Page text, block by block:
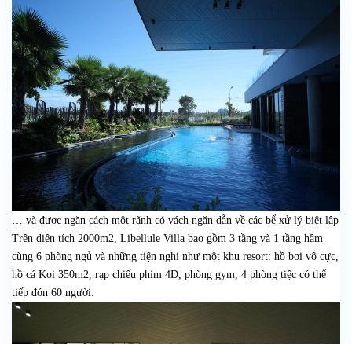
… và được ngăn cách một rãnh có vách ngăn dẫn về các bể xử lý biệt lập
Trên diện tích 2000m2, Libellule Villa bao gồm 3 tầng và 1 tầng hầm
cùng 6 phòng ngủ và những tiện nghi như một khu resort: hồ bơi vô cực,
hồ cá Koi 350m2, rạp chiếu phim 4D, phòng gym, 4 phòng tiệc có thể
tiếp đón 60 người.